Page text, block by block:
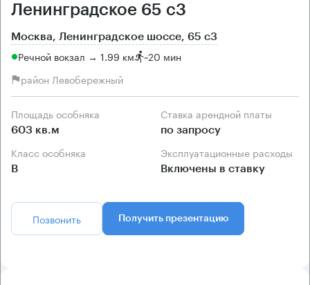
Ленинградское 65 с3
Москва, Ленинградское шоссе, 65 с3
Речной вокзал → 1.99 км ~20 мин
район Левобережный
Площадь особняка
603 кв.м
Ставка арендной платы
по запросу
Класс особняка
B
Эксплуатационные расходы
Включены в ставку
Позвонить Получить презентацию